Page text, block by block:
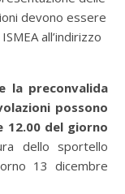
devono essere
all’indirizzo
la preconvalida
possono
del giorno
dello sportello
13 dicembre